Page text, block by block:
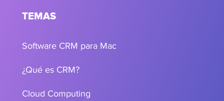
TEMAS
Software CRM para Mac
¿Qué es CRM?
Cloud Computing